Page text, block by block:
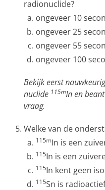
radionuclide?
ongeveer 10
ongeveer 25
ongeveer 55
ongeveer 100
Bekijk eerst
nuclide 115mIn en
vraag.
Welke van de
115mIn is een
115In is een
115In kent geen
115Sn is radioactief